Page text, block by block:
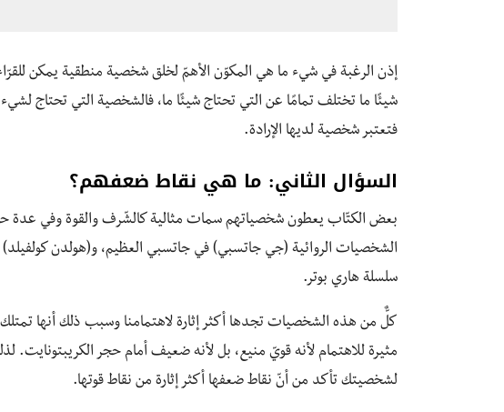
إذن الرغبة في شيء ما هي المكوّن الأهمّ لخلق شخصية منطقية يمكن
شيئًا ما تختلف تمامًا عن التي تحتاج شيئًا ما، فالشخصية التي تحتاج
فتعتبر شخصية لديها الإرادة.
السؤال الثاني: ما هي نقاط ضعفهم؟
بعض الكتّاب يعطون شخصياتهم سمات مثالية كالشّرف والقوة وفي عدة
الشخصيات الروائية (جي جاتسبي) في جاتسبي العظيم، و(هولدن
سلسلة هاري بوتر.
كلٌّ من هذه الشخصيات تجدها أكثر إثارة لاهتمامنا وسبب ذلك أنها
مثيرة للاهتمام لأنه قويّ منيع، بل لأنه ضعيف أمام حجر
لشخصيتك تأكد من أنّ نقاط ضعفها أكثر إثارة من نقاط قوتها.